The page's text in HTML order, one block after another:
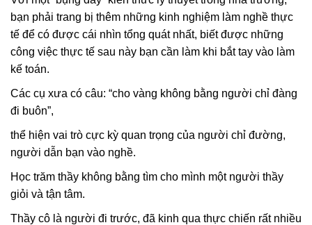
bạn phải trang bị thêm những kinh nghiệm làm nghề thực
tế để có được cái nhìn tổng quát nhất, biết được những
công việc thực tế sau này bạn cần làm khi bắt tay vào làm
kế toán.
Các cụ xưa có câu: “cho vàng không bằng người chỉ đàng
đi buôn”,
thể hiện vai trò cực kỳ quan trọng của người chỉ đường,
người dẫn bạn vào nghề.
Học trăm thầy không bằng tìm cho mình một người thầy
giỏi và tận tâm.
Thầy cô là người đi trước, đã kinh qua thực chiến rất nhiều